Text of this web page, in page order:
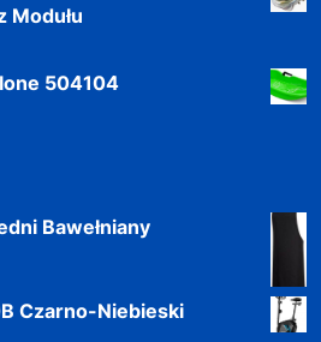
Modułu
504104
Bawełniany
Czarno-Niebieski